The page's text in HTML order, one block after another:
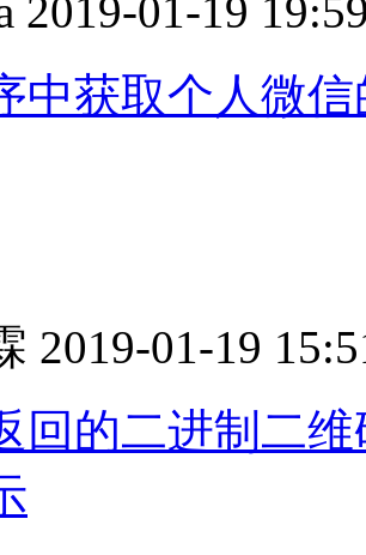
2019-01-19
中获取个人微
2019-01-19
回的二进制二